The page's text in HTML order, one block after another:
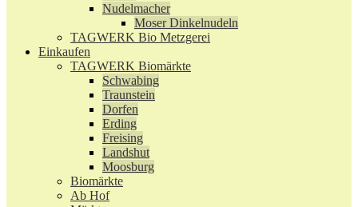
Nudelmacher
Moser Dinkelnudeln
TAGWERK Bio Metzgerei
Einkaufen
TAGWERK Biomärkte
Schwabing
Traunstein
Dorfen
Erding
Freising
Landshut
Moosburg
Biomärkte
Ab Hof